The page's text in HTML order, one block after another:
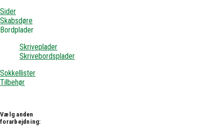
Sider
Skabsdøre
Bordplader
Skriveplader
Skrivebordsplader
Sokkellister
Tilbehør
Vælg anden
forarbejdning: